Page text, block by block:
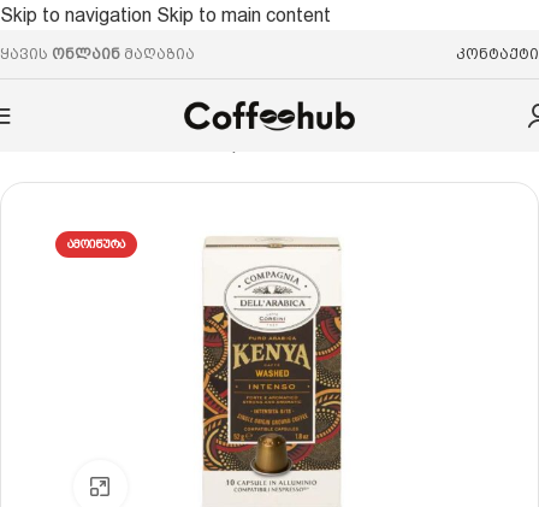
Skip to navigation Skip to main content
ყავის ონლაინ მაღაზია კონტაქტი
ᲐᲛᲝᲘᲬᲣᲠᲐ
Click to enlarge